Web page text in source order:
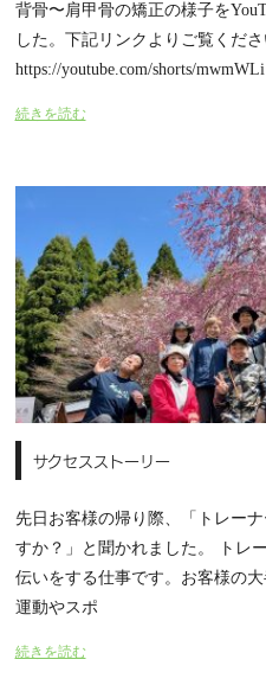
背骨〜肩甲骨の矯正の様子を
した。下記リンクよりご覧くだ
https://youtube.com/shorts/mwmWLi
続きを読む
サクセスストーリー
先日お客様の帰り際、「トレー
すか？」と聞かれました。 トレ
伝いをする仕事です。お客様の
運動やスポ
続きを読む